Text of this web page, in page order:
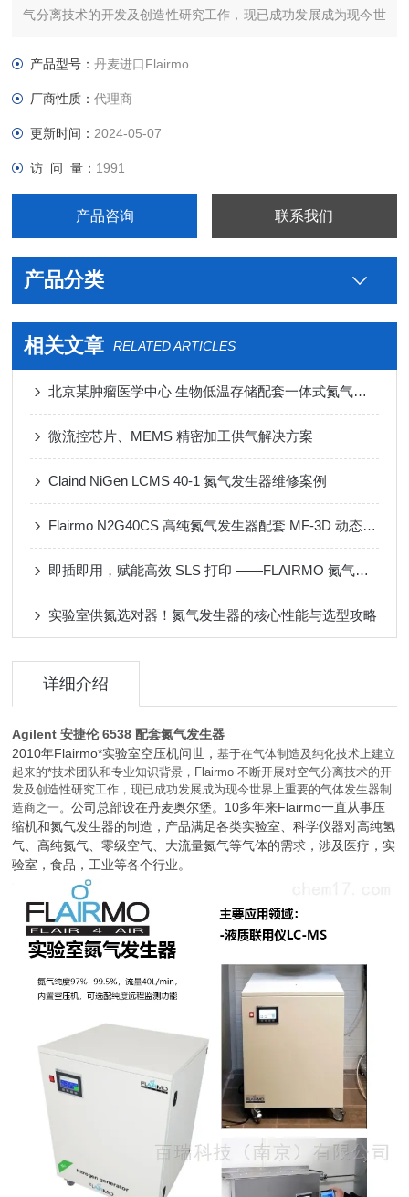
气分离技术的开发及创造性研究工作，现已成功发展成为现今世
10多年来， Flairmo一直从事压缩机和氮气发生器的制造。
产品型号：丹麦进口Flairmo
厂商性质：代理商
更新时间： 2024-05-07
访 问 量： 1991
产品咨询 联系我们
产品分类
相关文章 RELATED ARTICLES
北京某肿瘤医学中心 生物低温存储配套一体式氮气发生器
微流控芯片、MEMS 精密加工供气解决方案
Claind NiGen LCMS 40-1 氮气发生器维修案例
Flairmo N2G40CS 高纯氮气发生器配套 MF-3D 动态配气装置应用案例
即插即用，赋能高效 SLS 打印 ——FLAIRMO 氮气发生器应用成功案例
实验室供氮选对器！氮气发生器的核心性能与选型攻略
详细介绍
Agilent 安捷伦 6538 配套氮气发生器
2010年Flairmo*实验室空压机问世，基于在气体制造及纯化技术上建立
起来的*技术团队和专业知识背景，Flairmo 不断开展对空气分离技术的开
发及创造性研究工作，现已成功发展成为现今世界上重要的气体发生器制
造商之一。公司总部设在丹麦奥尔堡。10多年来Flairmo一直从事压
缩机和氮气发生器的制造，产品满足各类实验室、科学仪器对高纯氢
气、高纯氮气、零级空气、大流量氮气等气体的需求，涉及医疗，实
验室，食品，工业等各个行业。